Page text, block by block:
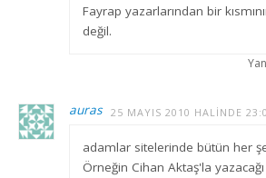
Fayrap yazarlarından bir
değil.
auras 25 MAYIS 2010 HALINDE
adamlar sitelerinde bütün her
Örneğin Cihan Aktaş'la